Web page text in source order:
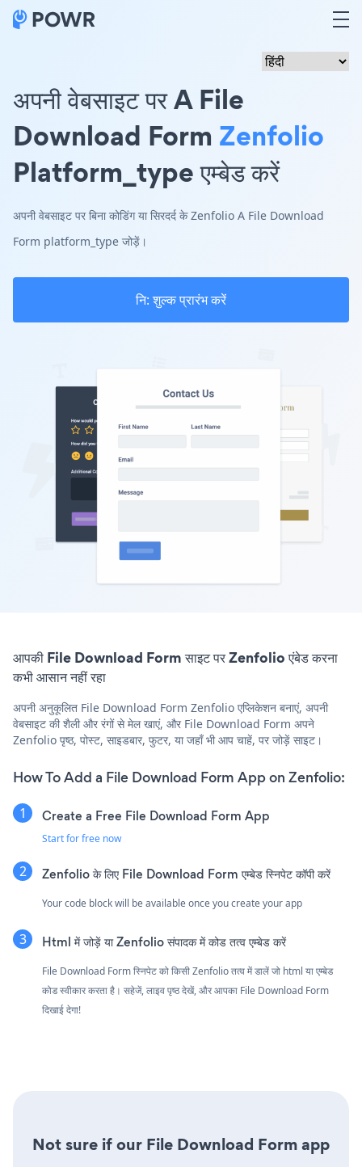
अपनी वेबसाइट पर A File
Download Form Zenfolio
Platform_type एम्बेड करें
अपनी वेबसाइट पर बिना कोडिंग या सिरदर्द के Zenfolio A File Download
Form platform_type जोड़ें।
नि: शुल्क प्रारंभ करें
आपकी File Download Form साइट पर Zenfolio एंबेड करना
कभी आसान नहीं रहा
अपनी अनुकूलित File Download Form Zenfolio एप्लिकेशन बनाएं, अपनी
वेबसाइट की शैली और रंगों से मेल खाएं, और File Download Form अपने
Zenfolio पृष्ठ, पोस्ट, साइडबार, फुटर, या जहाँ भी आप चाहें, पर जोड़ें साइट।
How To Add a File Download Form App on Zenfolio:
Create a Free File Download Form App
Start for free now
Zenfolio के लिए File Download Form एम्बेड स्निपेट कॉपी करें
Your code block will be available once you create your app
Html में जोड़ें या Zenfolio संपादक में कोड तत्व एम्बेड करें
File Download Form स्निपेट को किसी Zenfolio तत्व में डालें जो html या एम्बेड
कोड स्वीकार करता है। सहेजें, लाइव पृष्ठ देखें, और आपका File Download Form
दिखाई देगा!
Not sure if our File Download Form app